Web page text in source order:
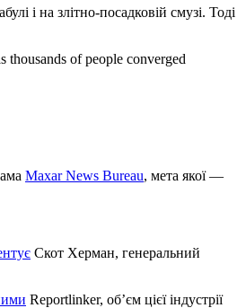
і на злітно-посадковій смузі. Тоді
thousands of people converged
Maxar News Bureau, мета якої —
Скот Херман, генеральний
Reportlinker, об’єм цієї індустрії